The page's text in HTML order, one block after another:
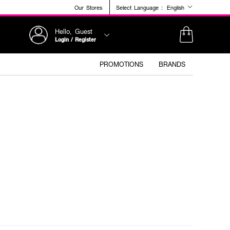
Our Stores Select Language : English
Hello, Guest
Login / Register
PROMOTIONS BRANDS